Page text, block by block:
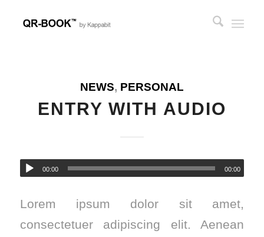
NEWS, PERSONAL
ENTRY WITH AUDIO
00:00 00:00
Lorem ipsum dolor sit amet,
consectetuer adipiscing elit. Aenean